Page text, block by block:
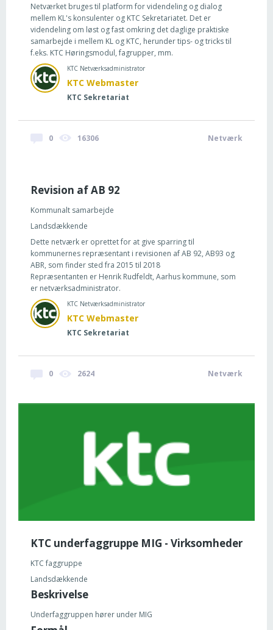
Netværket bruges til platform for videndeling og dialog
mellem KL's konsulenter og KTC Sekretariatet. Det er
videndeling om løst og fast omkring det daglige praktiske
samarbejde i mellem KL og KTC, herunder tips- og tricks til
f.eks. KTC Høringsmodul, fagrupper, mm.
KTC Netværksadministrator
KTC Webmaster
KTC Sekretariat
0 16306 Netværk
Revision af AB 92
Kommunalt samarbejde
Landsdækkende
Dette netværk er oprettet for at give sparring til
kommunernes repræsentant i revisionen af AB 92, AB93 og
ABR, som finder sted fra 2015 til 2018
Repræsentanten er Henrik Rudfeldt, Aarhus kommune, som
er netværksadministrator.
KTC Netværksadministrator
KTC Webmaster
KTC Sekretariat
0 2624 Netværk
KTC underfaggruppe MIG - Virksomheder
KTC faggruppe
Landsdækkende
Beskrivelse
Underfaggruppen hører under MIG